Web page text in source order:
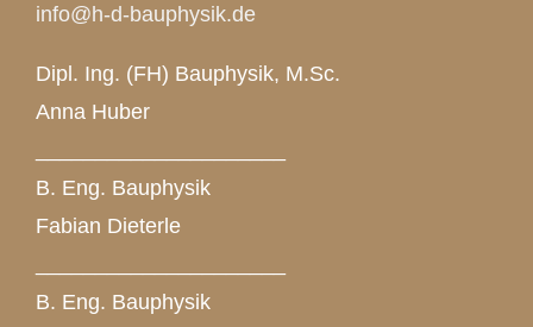
info@h-d-bauphysik.de
Dipl. Ing. (FH) Bauphysik, M.Sc.
Anna Huber
B. Eng. Bauphysik
Fabian Dieterle
B. Eng. Bauphysik